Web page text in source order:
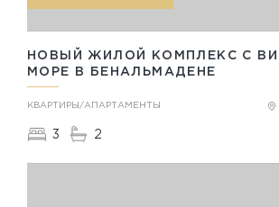
НОВЫЙ ЖИЛОЙ КОМПЛЕКС С
МОРЕ В БЕНАЛЬМАДЕНЕ
КВАРТИРЫ/АПАРТАМЕНТЫ
3 2